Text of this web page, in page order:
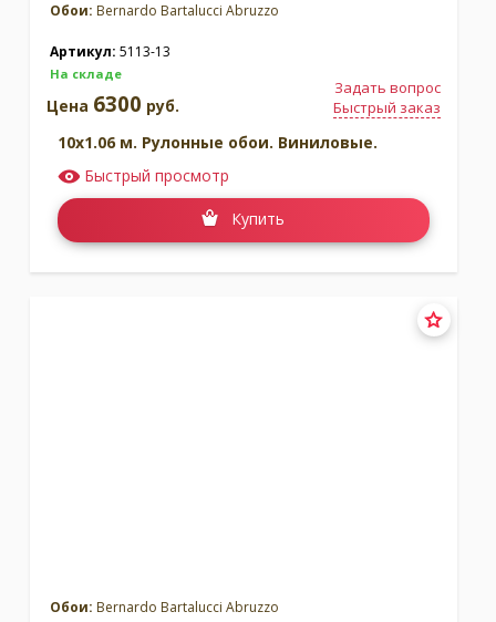
Обои: Bernardo Bartalucci Abruzzo
Артикул: 5113-13
На складе
Задать вопрос
Быстрый заказ
Цена 6300 руб.
10x1.06 м. Рулонные обои. Виниловые.
Быстрый просмотр
Купить
Обои: Bernardo Bartalucci Abruzzo